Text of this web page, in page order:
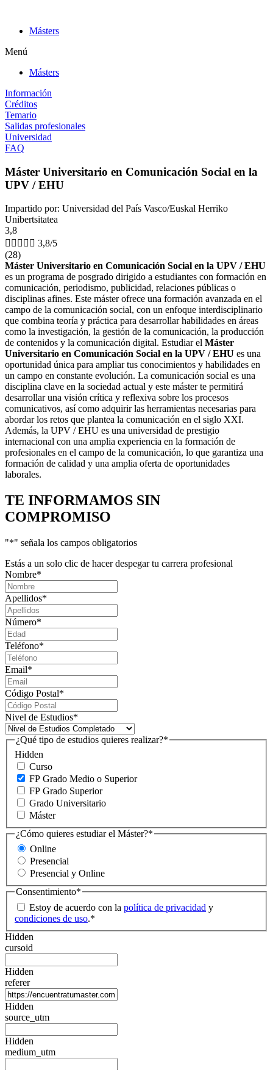
contenidoMásters
Menú
Másters
Información
Créditos
Temario
Salidas profesionales
Universidad
FAQ
Máster Universitario en Comunicación Social en la
UPV / EHU
Impartido por: Universidad del País Vasco/Euskal Herriko
Unibertsitatea
3,8
     3,8/5
(28)
Máster Universitario en Comunicación Social en la UPV / EHU
es un programa de posgrado dirigido a estudiantes con formación en
comunicación, periodismo, publicidad, relaciones públicas o
disciplinas afines. Este máster ofrece una formación avanzada en el
campo de la comunicación social, con un enfoque interdisciplinario
que combina teoría y práctica para desarrollar habilidades en áreas
como la investigación, la gestión de la comunicación, la producción
de contenidos y la comunicación digital. Estudiar el Máster
Universitario en Comunicación Social en la UPV / EHU es una
oportunidad única para ampliar tus conocimientos y habilidades en
un campo en constante evolución. La comunicación social es una
disciplina clave en la sociedad actual y este máster te permitirá
desarrollar una visión crítica y reflexiva sobre los procesos
comunicativos, así como adquirir las herramientas necesarias para
abordar los retos que plantea la comunicación en el siglo XXI.
Además, la UPV / EHU es una universidad de prestigio
internacional con una amplia experiencia en la formación de
profesionales en el campo de la comunicación, lo que garantiza una
formación de calidad y una amplia oferta de oportunidades
laborales.
TE INFORMAMOS SIN
COMPROMISO
"*" señala los campos obligatorios
Estás a un solo clic de hacer despegar tu carrera profesional
Nombre*
Apellidos*
Número*
Teléfono*
Email*
Código Postal*
Nivel de Estudios*
Hidden
¿Qué tipo de estudios quieres realizar?*
Curso
FP Grado Medio o Superior
FP Grado Superior
Grado Universitario
Máster
¿Cómo quieres estudiar el Máster?*
Online
Presencial
Presencial y Online
Consentimiento*
Estoy de acuerdo con la política de privacidad y
condiciones de uso.*
Hidden
cursoid
Hidden
referer
Hidden
source_utm
Hidden
medium_utm